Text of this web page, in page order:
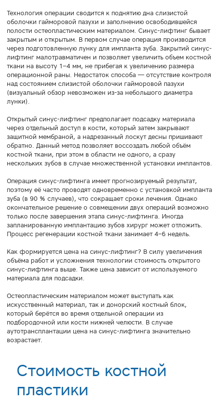
Технология операции сводится к поднятию дна слизистой
оболочки гайморовой пазухи и заполнению освободившейся
полости остеопластическим материалом. Синус-лифтинг бывает
закрытым и открытым. В первом случае операция производится
через подготовленную лунку для импланта зуба. Закрытий синус-
лифтинг малотравматичен и позволяет увеличить объем костной
ткани на высоту 1–4 мм, не прибегая к увеличению размера
операционной раны. Недостаток способа — отсутствие контроля
над состоянием слизистой оболочки гайморовой пазухи
(визуальный обзор невозможен из-за небольшого диаметра
лунки).
Открытый синус-лифтинг предполагает подсадку материала
через отдельный доступ в кости, который затем закрывают
защитной мембраной, а надрезанный лоскут десны пришивают
обратно. Данный метод позволяет воссоздать любой объём
костной ткани, при этом в области не одного, а сразу
нескольких зубов в случае множественной установки имплантов.
Операция синус-лифтинга имеет прогнозируемый результат,
поэтому её часто проводят одновременно с установкой импланта
зуба (в 90 % случаев), что сокращает сроки лечения. Однако
окончательное решение о совмещении двух операций возможно
только после завершения этапа синус-лифтинга. Иногда
запланированную имплантацию зубов хирург может отложить.
Процесс регенерации костной ткани занимает 4–6 недель.
Как формируется цена на синус-лифтинг? В силу увеличения
объёма работ и усложнения технологии стоимость открытого
синус-лифтинга выше. Также цена зависит от используемого
материала для подсадки.
Остеопластическим материалом может выступать как
искусственный материал, так и донорский костный блок,
который берётся во время отдельной операции из
подбородочной или кости нижней челюсти. В случае
аутотрансплантации цена на синус-лифтинга значительно
возрастает.
Стоимость костной
пластики